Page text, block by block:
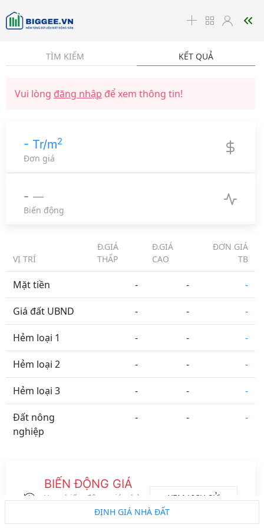
TÌM KIẾM KẾT QUẢ
Vui lòng đăng nhập để xem thông tin!
- Tr/m2
Đơn giá
-
Biến động
VỊ TRÍ
Đ.GIÁ
THẤP
Đ.GIÁ
CAO
ĐƠN GIÁ
TB
Mặt tiền - - -
Giá đất UBND - - -
Hẻm loại 1 - - -
Hẻm loại 2 - - -
Hẻm loại 3 - - -
Đất nông
nghiệp
- - -
BIẾN ĐỘNG GIÁ
Xem biến động giá nhà
đất của khu vực này
trong 2 năm gần nhất
XEM LỊCH SỬ
ĐỊNH GIÁ NHÀ ĐẤT
☰
Metro ĐS CT Vành đai